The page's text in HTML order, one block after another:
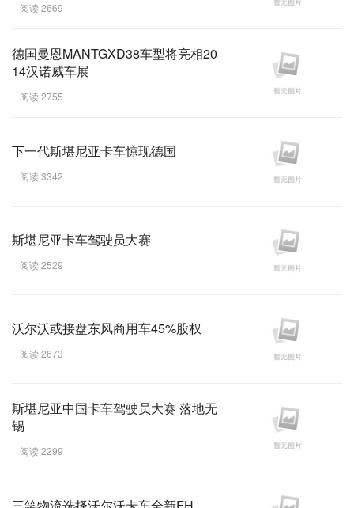
阅读 2669
德国曼恩MANTGXD38车型将亮相20
14汉诺威车展
阅读 2755
下一代斯堪尼亚卡车惊现德国
阅读 3342
斯堪尼亚卡车驾驶员大赛
阅读 2529
沃尔沃或接盘东风商用车45%股权
阅读 2673
斯堪尼亚中国卡车驾驶员大赛 落地无
锡
阅读 2299